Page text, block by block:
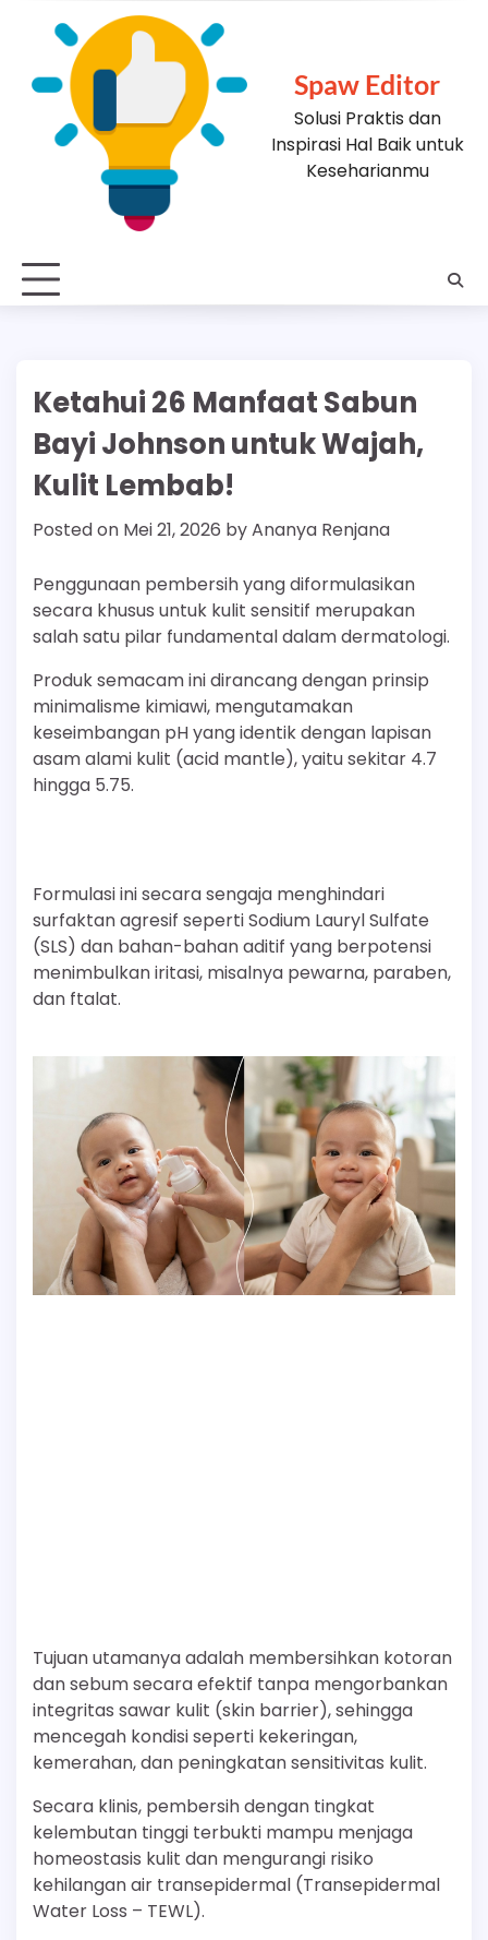
Spaw Editor
Solusi Praktis dan
Inspirasi Hal Baik untuk
Keseharianmu
Ketahui 26 Manfaat Sabun
Bayi Johnson untuk Wajah,
Kulit Lembab!
Posted on Mei 21, 2026 byAnanya Renjana
Penggunaan pembersih yang diformulasikan
secara khusus untuk kulit sensitif merupakan
salah satu pilar fundamental dalam dermatologi.
Produk semacam ini dirancang dengan prinsip
minimalisme kimiawi, mengutamakan
keseimbangan pH yang identik dengan lapisan
asam alami kulit (acid mantle), yaitu sekitar 4.7
hingga 5.75.
Formulasi ini secara sengaja menghindari
surfaktan agresif seperti Sodium Lauryl Sulfate
(SLS) dan bahan-bahan aditif yang berpotensi
menimbulkan iritasi, misalnya pewarna, paraben,
dan ftalat.
Tujuan utamanya adalah membersihkan kotoran
dan sebum secara efektif tanpa mengorbankan
integritas sawar kulit (skin barrier), sehingga
mencegah kondisi seperti kekeringan,
kemerahan, dan peningkatan sensitivitas kulit.
Secara klinis, pembersih dengan tingkat
kelembutan tinggi terbukti mampu menjaga
homeostasis kulit dan mengurangi risiko
kehilangan air transepidermal (Transepidermal
Water Loss – TEWL).